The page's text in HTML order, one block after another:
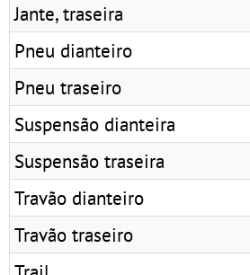
Jante, traseira
Pneu dianteiro
Pneu traseiro
Suspensão dianteira
Suspensão traseira
Travão dianteiro
Travão traseiro